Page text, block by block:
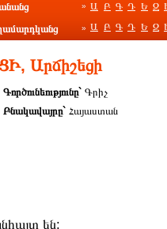
» Ա Բ Գ Դ Ե Զ
» Ա Բ Գ Դ Ե Զ
Արճիշեցի
Գործունեությունը` Գրիչ
Բնակավայրը` Հայաստան
են: